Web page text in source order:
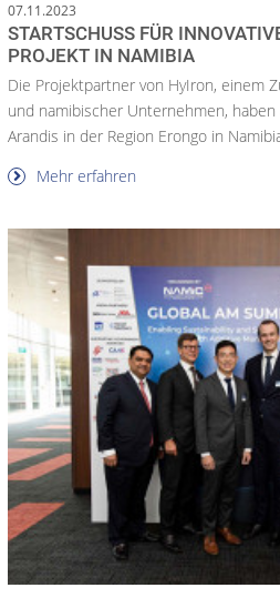
07.11.2023
STARTSCHUSS FÜR
PROJEKT IN NAMIBIA
Die Projektpartner von HyIron, einem
und namibischer Unternehmen,
Arandis in der Region Erongo in
Mehr erfahren